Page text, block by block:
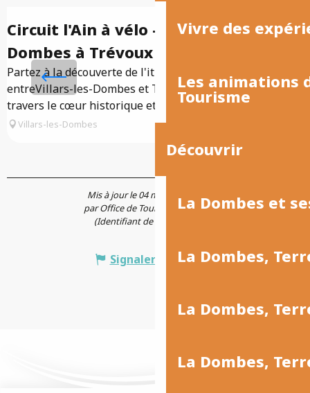
Vivre des
Les animations
Tourisme
Découvrir
La Dombes et
La Dombes,
La Dombes,
La Dombes,
Circuit l'Ain à vélo - De Villars-les-
Dombes à Trévoux
Partez à la découverte de l'itinéraire cycliste
entreVillars-les-Dombes et Trévoux, qui serpente à
travers le cœur historique et naturel de la région.
Villars-les-Dombes
Mis à jour le 04 mars 2026 à 14:08
par Office de Tourisme Ars-Trévoux
(Identifiant de l'offre :
Signaler une erreur